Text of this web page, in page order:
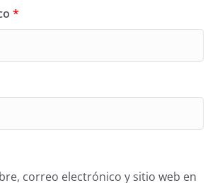
*
correo electrónico y sitio web en